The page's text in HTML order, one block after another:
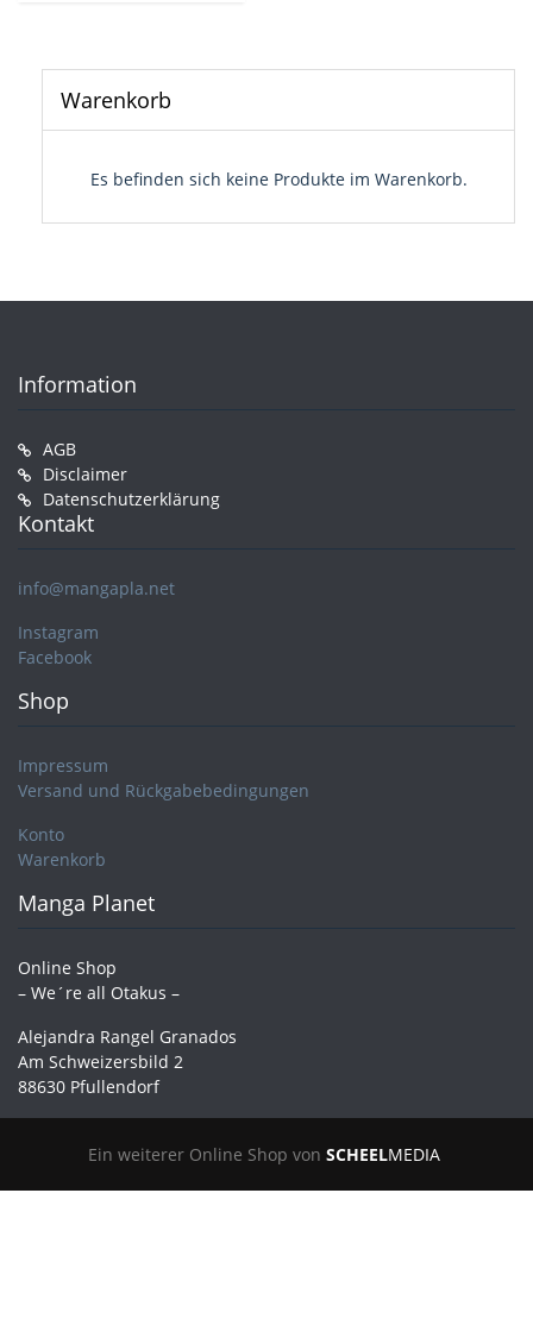
Warenkorb
Es befinden sich keine Produkte im Warenkorb.
Information
AGB
Disclaimer
Datenschutzerklärung
Kontakt
info@mangapla.net
Instagram
Facebook
Shop
Impressum
Versand und Rückgabebedingungen
Konto
Warenkorb
Manga Planet
Online Shop
– We´re all Otakus –
Alejandra Rangel Granados
Am Schweizersbild 2
88630 Pfullendorf
Ein weiterer Online Shop von SCHEELMEDIA